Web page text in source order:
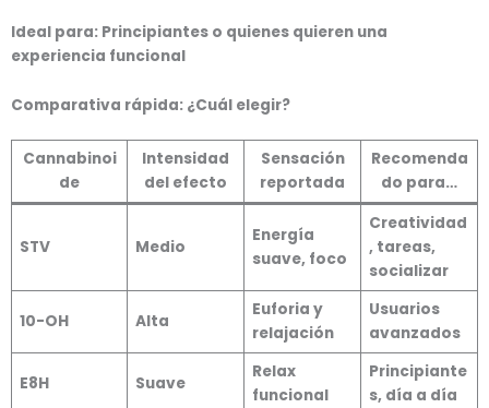
Ideal para: Principiantes o quienes quieren una
experiencia funcional
Comparativa rápida: ¿Cuál elegir?
Cannabinoi
de
Intensidad
del efecto
Sensación
reportada
Recomenda
do para…
STV Medio
Energía
suave, foco
Creatividad
, tareas,
socializar
10-OH Alta
Euforia y
relajación
Usuarios
avanzados
E8H Suave
Relax
funcional
Principiante
s, día a día